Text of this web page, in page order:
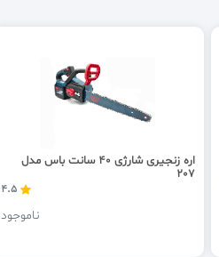
اره زنجیری شارژی 40 سانت باس مدل
207
4.5
ناموجود